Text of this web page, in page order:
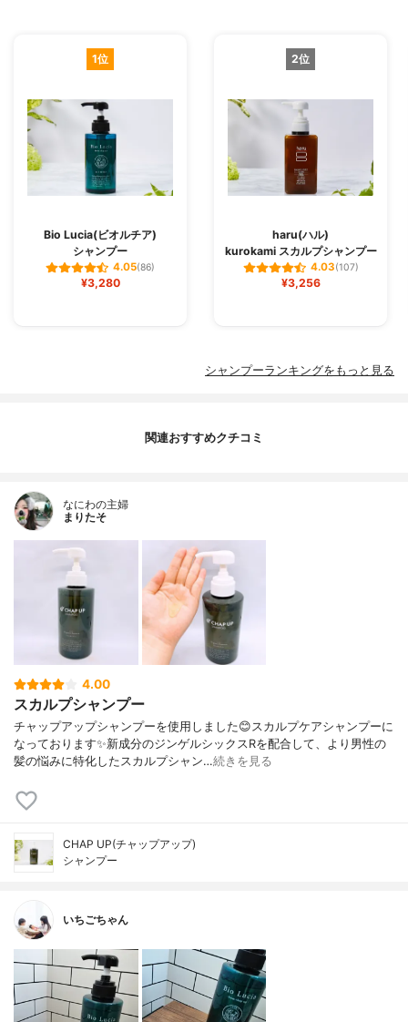
1位
Bio Lucia(ビオルチア)
シャンプー
4.05(86)
¥3,280
2位
haru(ハル)
kurokami スカルプシャンプー
4.03(107)
¥3,256
シャンプーランキングをもっと見る
関連おすすめクチコミ
なにわの主婦
まりたそ
4.00
スカルプシャンプー
チャップアップシャンプーを使用しました😊スカルプケアシャンプーに
なっております✨新成分のジンゲルシックスRを配合して、より男性の
髪の悩みに特化したスカルプシャン…続きを見る
CHAP UP(チャップアップ)
シャンプー
いちごちゃん